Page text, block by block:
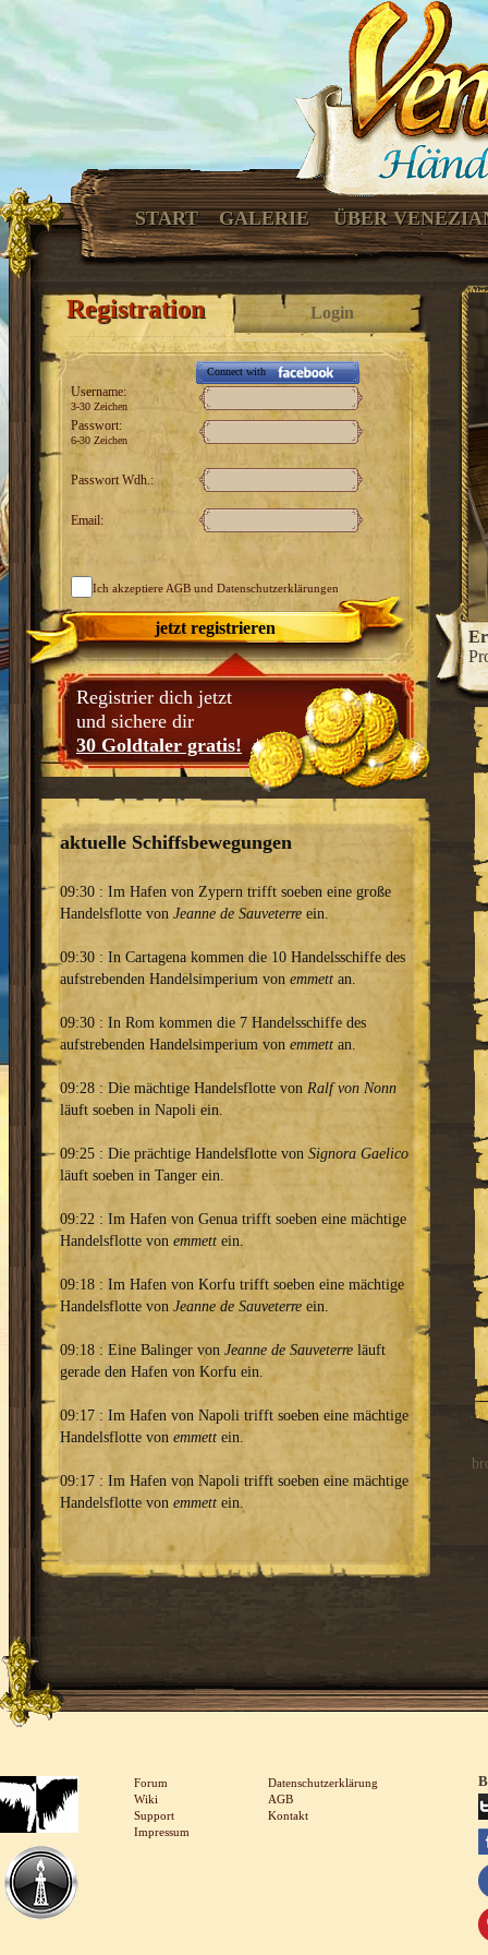
START GALERIE ÜBER
Registration Login
Connect with
Username:
3-30 Zeichen
Passwort:
6-30 Zeichen
Passwort Wdh.:
Email:
Ich akzeptiere AGB und Datenschutzerklärungen
jetzt registrieren
Registrier dich jetzt
und sichere dir
30 Goldtaler gratis!
aktuelle Schiffsbewegungen
09:30 : Im Hafen von Zypern trifft soeben eine große
Handelsflotte von Jeanne de Sauveterre ein.
09:30 : In Cartagena kommen die 10 Handelsschiffe des
aufstrebenden Handelsimperium von emmett an.
09:30 : In Rom kommen die 7 Handelsschiffe des
aufstrebenden Handelsimperium von emmett an.
09:28 : Die mächtige Handelsflotte von Ralf von Nonn
läuft soeben in Napoli ein.
09:25 : Die prächtige Handelsflotte von Signora Gaelico
läuft soeben in Tanger ein.
09:22 : Im Hafen von Genua trifft soeben eine mächtige
Handelsflotte von emmett ein.
09:18 : Im Hafen von Korfu trifft soeben eine mächtige
Handelsflotte von Jeanne de Sauveterre ein.
09:18 : Eine Balinger von Jeanne de Sauveterre läuft
gerade den Hafen von Korfu ein.
09:17 : Im Hafen von Napoli trifft soeben eine mächtige
Handelsflotte von emmett ein.
09:17 : Im Hafen von Napoli trifft soeben eine mächtige
Handelsflotte von emmett ein.
Stadtfürsten!Ergreife machtvolle Ämter und
zu einer glanzvollen Handelsmetropole aus.
Forum
Wiki
Support
Impressum
Datenschutzerklärung
AGB
Kontakt